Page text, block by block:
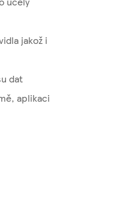
jakož i
dat
aplikaci